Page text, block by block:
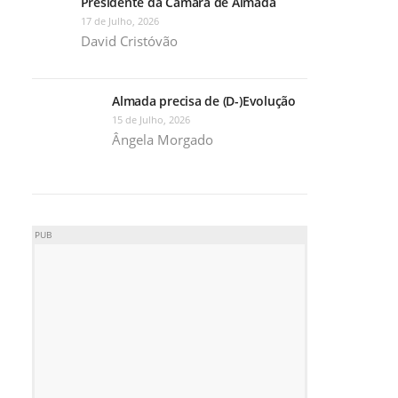
17 de Julho, 2026
David Cristóvão
Almada precisa de (D-)Evolução
15 de Julho, 2026
Ângela Morgado
PUB